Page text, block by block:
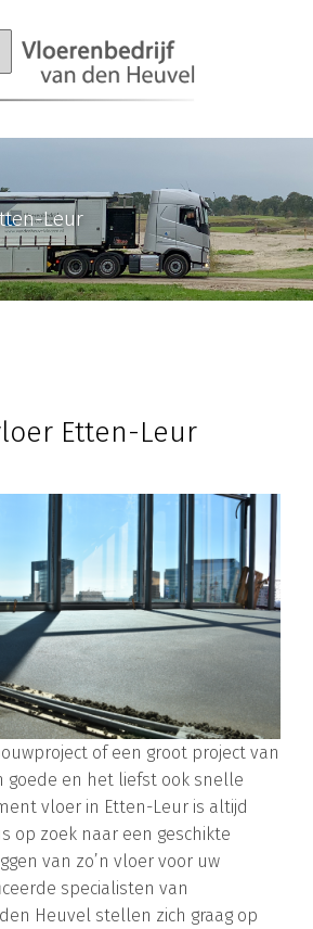
Leur
Etten-Leur
of een groot project van
goede en het liefst ook snelle
vloer in Etten-Leur is altijd
op zoek naar een geschikte
van zo’n vloer voor uw
specialisten van
Heuvel stellen zich graag op